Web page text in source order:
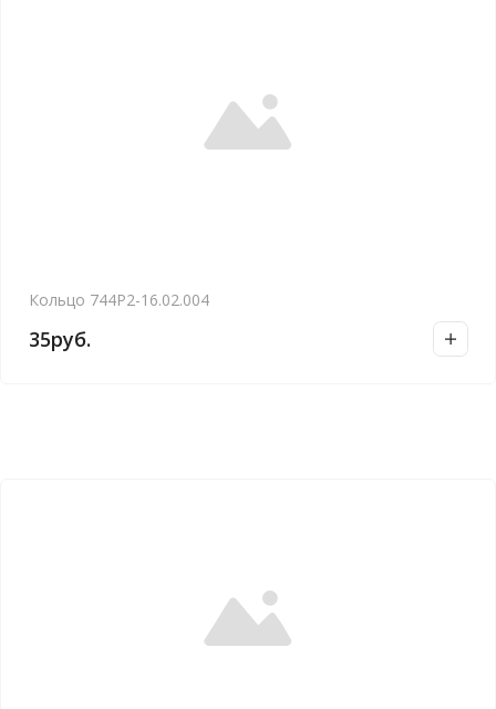
Кольцо 744Р2-16.02.004
35руб.